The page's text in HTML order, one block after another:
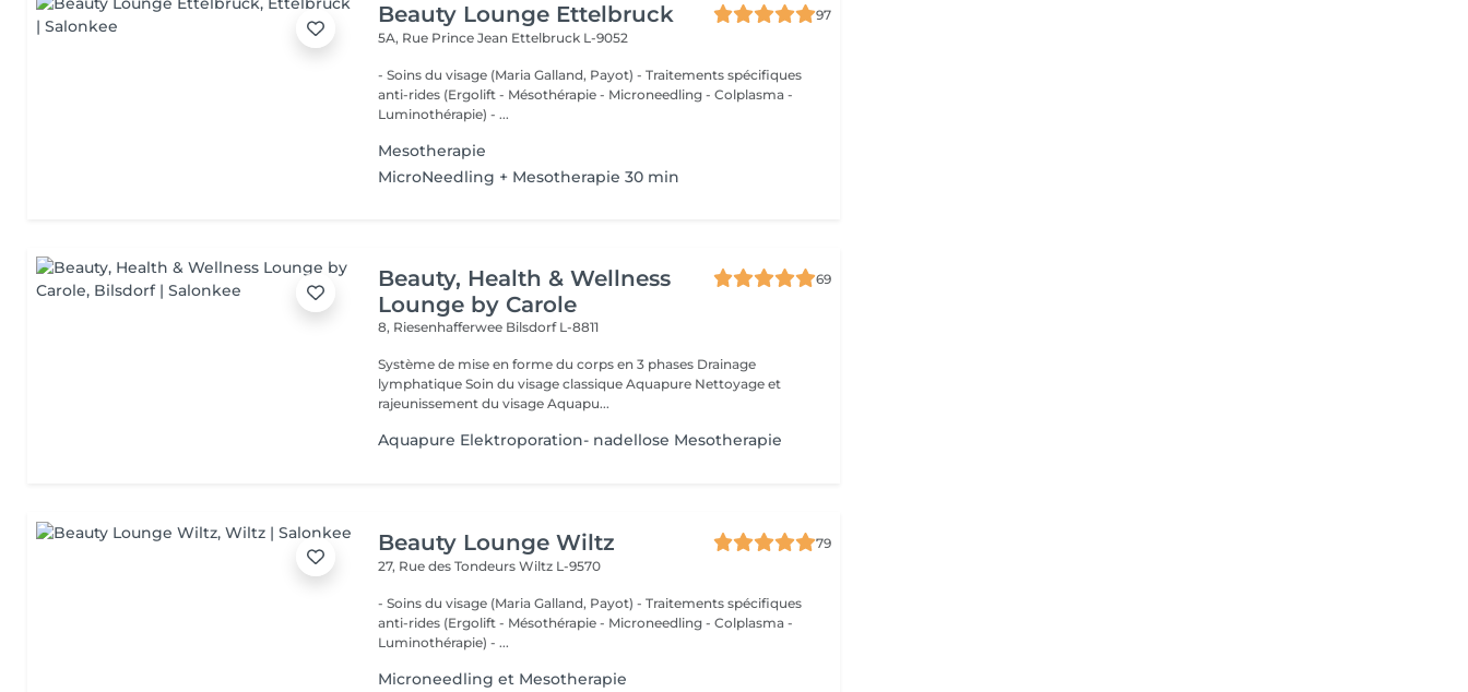
Beauty Lounge Ettelbruck
97
5A, Rue Prince Jean Ettelbruck L-9052
- Soins du visage (Maria Galland, Payot) - Traitements spécifiques
anti-rides (Ergolift - Mésothérapie - Microneedling - Colplasma -
Luminothérapie) - ...
Mesotherapie
MicroNeedling + Mesotherapie 30 min
Beauty, Health & Wellness
Lounge by Carole
69
8, Riesenhafferwee Bilsdorf L-8811
Système de mise en forme du corps en 3 phases Drainage
lymphatique Soin du visage classique Aquapure Nettoyage et
rajeunissement du visage Aquapu...
Aquapure Elektroporation- nadellose Mesotherapie
Beauty Lounge Wiltz
79
27, Rue des TondeursWiltz L-9570
- Soins du visage (Maria Galland, Payot) - Traitements spécifiques
anti-rides (Ergolift - Mésothérapie - Microneedling - Colplasma -
Luminothérapie) - ...
Microneedling et Mesotherapie